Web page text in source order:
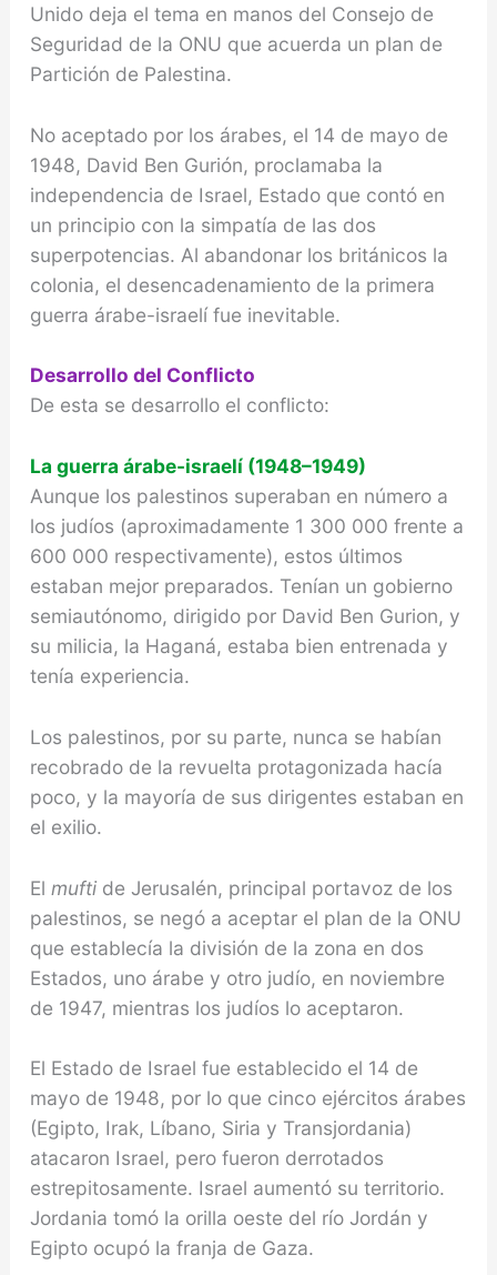
Unido deja el tema en manos del Consejo de
Seguridad de la ONU que acuerda un plan de
Partición de Palestina.
No aceptado por los árabes, el 14 de mayo de
1948, David Ben Gurión, proclamaba la
independencia de Israel, Estado que contó en
un principio con la simpatía de las dos
superpotencias. Al abandonar los británicos la
colonia, el desencadenamiento de la primera
guerra árabe-israelí fue inevitable.
Desarrollo del Conflicto
De esta se desarrollo el conflicto:
La guerra árabe-israelí (1948–1949)
Aunque los palestinos superaban en número a
los judíos (aproximadamente 1 300 000 frente a
600 000 respectivamente), estos últimos
estaban mejor preparados. Tenían un gobierno
semiautónomo, dirigido por David Ben Gurion, y
su milicia, la Haganá, estaba bien entrenada y
tenía experiencia.
Los palestinos, por su parte, nunca se habían
recobrado de la revuelta protagonizada hacía
poco, y la mayoría de sus dirigentes estaban en
el exilio.
El mufti de Jerusalén, principal portavoz de los
palestinos, se negó a aceptar el plan de la ONU
que establecía la división de la zona en dos
Estados, uno árabe y otro judío, en noviembre
de 1947, mientras los judíos lo aceptaron.
El Estado de Israel fue establecido el 14 de
mayo de 1948, por lo que cinco ejércitos árabes
(Egipto, Irak, Líbano, Siria y Transjordania)
atacaron Israel, pero fueron derrotados
estrepitosamente. Israel aumentó su territorio.
Jordania tomó la orilla oeste del río Jordán y
Egipto ocupó la franja de Gaza.